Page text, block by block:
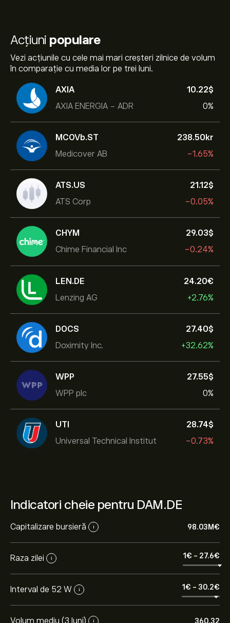
Acțiuni populare
Vezi acțiunile cu cele mai mari creșteri zilnice de volum
în comparație cu media lor pe trei luni.
AXIA
AXIA ENERGIA - ADR
10.22‎$‎
0%
MCOVb.ST
Medicover AB
238.50‎kr‎
-1.65%
ATS.US
ATS Corp
21.12‎$‎
-0.05%
CHYM
Chime Financial Inc
29.03‎$‎
-0.24%
LEN.DE
Lenzing AG
24.20‎€‎
+2.76%
DOCS
Doximity Inc.
27.40‎$‎
+32.62%
WPP
WPP plc
27.55‎$‎
0%
UTI
Universal Technical Institut
28.74‎$‎
-0.73%
Indicatori cheie pentru DAM.DE
Capitalizare bursieră i 98.03M‎€‎
Raza zilei i 1‎€‎ - 27.6‎€‎
Interval de 52 W i 1‎€‎ - 30.2‎€‎
Volum mediu (3 luni) i 360.32